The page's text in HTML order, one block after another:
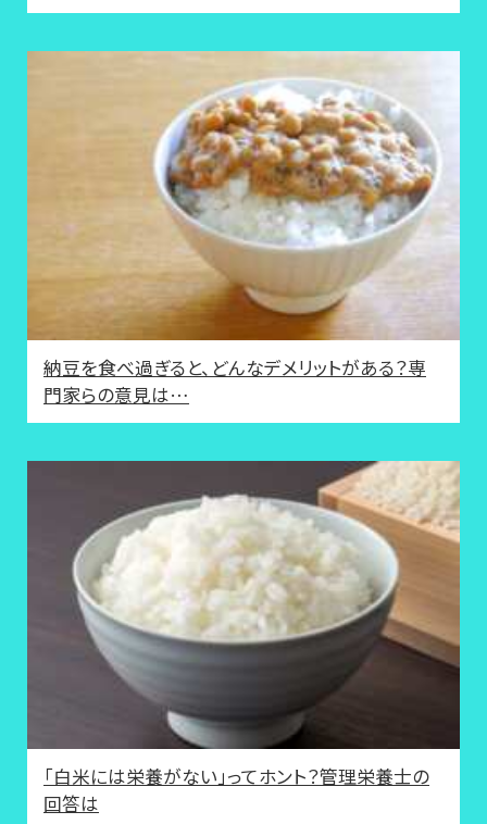
納豆を食べ過ぎると、どんなデメリットがある？専
門家らの意見は…
「白米には栄養がない」ってホント？管理栄養士の
回答は